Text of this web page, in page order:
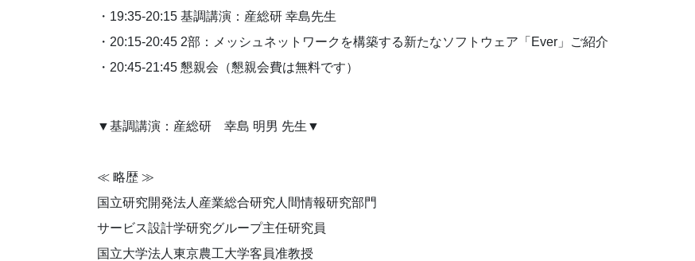
・19:35-20:15 基調講演：産総研 幸島先生
・20:15-20:45 2部：メッシュネットワークを構築する新たなソフトウェア「Ever」ご紹介
・20:45-21:45 懇親会（懇親会費は無料です）
▼基調講演：産総研 幸島 明男 先生▼
≪ 略歴 ≫
国立研究開発法人産業総合研究人間情報研究部門
サービス設計学研究グループ主任研究員
国立大学法人東京農工大学客員准教授